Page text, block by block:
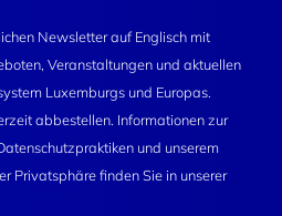
Newsletter auf Englisch mit
Veranstaltungen und aktuellen
Luxemburgs und Europas.
abbestellen. Informationen zur
und unserem
Privatsphäre finden Sie in unserer